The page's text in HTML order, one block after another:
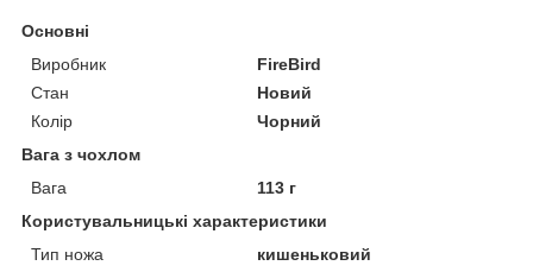
Основні
Виробник
FireBird
Стан
Новий
Колір
Чорний
Вага з чохлом
Вага
113 г
Користувальницькі характеристики
Тип ножа
кишеньковий